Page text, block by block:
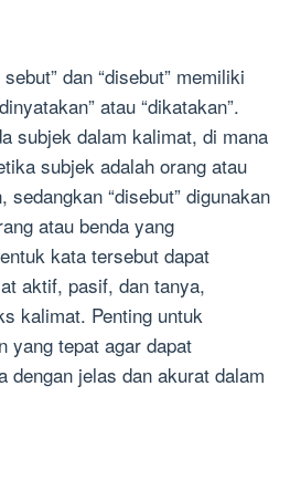
dan “disebut” memiliki
atau “dikatakan”.
subjek dalam kalimat, di mana
subjek adalah orang atau
sedangkan “disebut” digunakan
atau benda yang
kata tersebut dapat
aktif, pasif, dan tanya,
kalimat. Penting untuk
yang tepat agar dapat
dengan jelas dan akurat dalam